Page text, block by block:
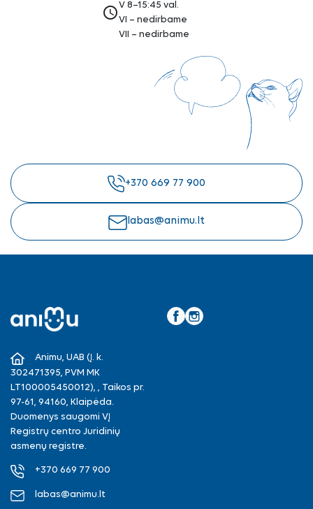
access_timeV 8–15:45 val.
VI – nedirbame
VII – nedirbame
+370 669 77 900
labas@animu.lt
Animu, UAB (Į. k.
302471395, PVM MK
LT100005450012), , Taikos pr.
97-61, 94160, Klaipėda.
Duomenys saugomi VĮ
Registrų centro Juridinių
asmenų registre.
+370 669 77 900
labas@animu.lt